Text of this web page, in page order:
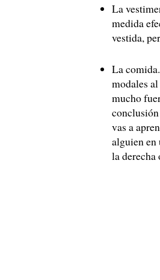
La
medida
vestida,
La
modales
mucho
conclusión
vas a
alguien en
la derecha